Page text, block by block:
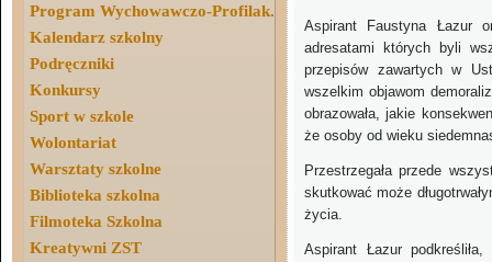
Program Wychowawczo-Profilak.
Kalendarz szkolny
Podręczniki
Konkursy
Sport w szkole
Wolontariat
Warsztaty szkolne
Biblioteka szkolna
Filmoteka Szkolna
Kreatywni ZST
Aspirant Faustyna Łazur
adresatami których byli
przepisów zawartych w
wszelkim objawom
obrazowała, jakie
że osoby od wieku
Przestrzegała przede
skutkować może
życia.
Aspirant Łazur